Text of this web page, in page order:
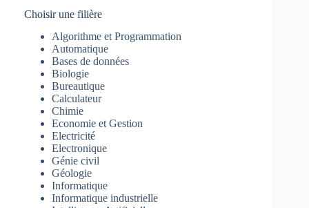
Choisir une filière
Algorithme et Programmation
Automatique
Bases de données
Biologie
Bureautique
Calculateur
Chimie
Economie et Gestion
Electricité
Electronique
Génie civil
Géologie
Informatique
Informatique industrielle